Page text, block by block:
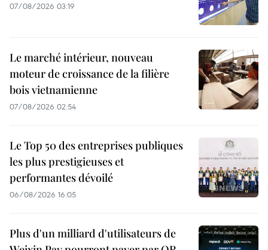
07/08/2026 03:19
Le marché intérieur, nouveau
moteur de croissance de la filière
bois vietnamienne
07/08/2026 02:54
Le Top 50 des entreprises publiques
les plus prestigieuses et
performantes dévoilé
06/08/2026 16:05
Plus d'un milliard d'utilisateurs de